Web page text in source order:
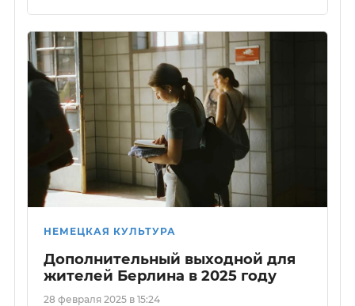
НЕМЕЦКАЯ КУЛЬТУРА
Дополнительный выходной для
жителей Берлина в 2025 году
28 февраля 2025 в 15:24